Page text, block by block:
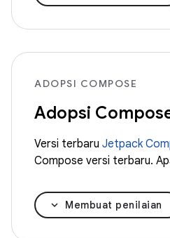
ADOPSI COMPOSE
Adopsi
Versi terbaru Jetpack
Compose versi terbaru.
Membuat penilaian